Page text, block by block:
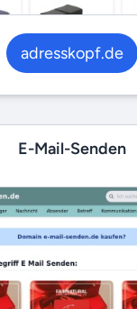
adresskopf.de
E-Mail-Senden